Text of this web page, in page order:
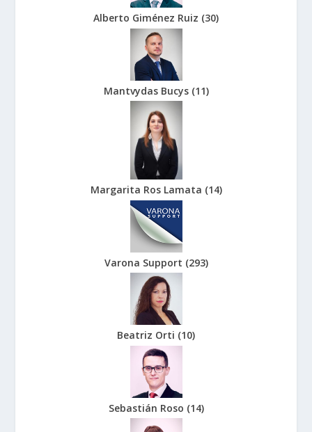
Alberto Giménez Ruiz (30)
Mantvydas Bucys (11)
Margarita Ros Lamata (14)
Varona Support (293)
Beatriz Orti (10)
Sebastián Roso (14)